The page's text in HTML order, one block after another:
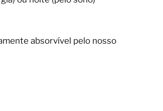
absorvível pelo nosso